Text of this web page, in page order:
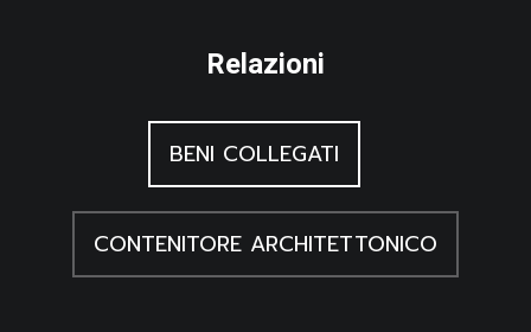
Relazioni
BENI COLLEGATI
CONTENITORE ARCHITETTONICO